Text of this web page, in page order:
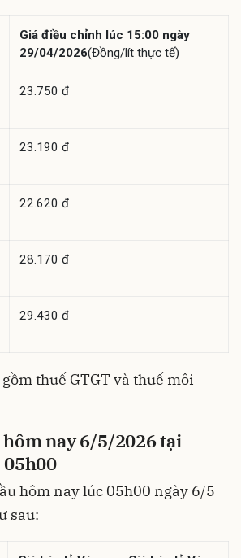
Giá điều chỉnh lúc 15:00 ngày
29/04/2026(Đồng/lít thực tế)
23.750 đ
23.190 đ
22.620 đ
28.170 đ
29.430 đ
thuế GTGT và thuế môi
nay 6/5/2026 tại
hôm nay lúc 05h00 ngày 6/5
sau: